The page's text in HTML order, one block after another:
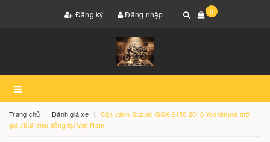
Đăng ký Đăng nhập 0
Trang chủ Đánh giá xe
Cận cảnh Suzuki GSX-S150 2018 Yoshimura mới
giá 79,9 triệu đồng tại Việt Nam